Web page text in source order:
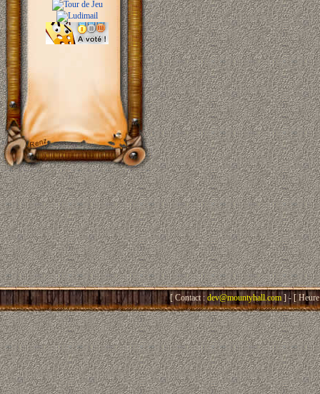
[ Contact : dev@mountyhall.com] - [ Heure